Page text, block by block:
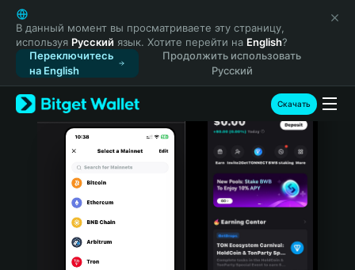
English
日本語
Tiếng Việt
Русский
Español (Latinoamérica)
Türkçe
Italiano
Português (Portugal)
Bahasa Indonesia
В данный момент вы просматриваете эту страницу,
используя Русский язык. Хотите перейти на English?
Переключитесь
на English
Продолжить использовать
Русский
Скачать